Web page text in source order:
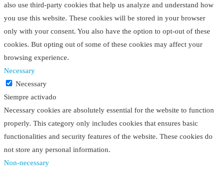
also use third-party cookies that help us analyze and understand how
you use this website. These cookies will be stored in your browser
only with your consent. You also have the option to opt-out of these
cookies. But opting out of some of these cookies may affect your
browsing experience.
Necessary
Necessary
Siempre activado
Necessary cookies are absolutely essential for the website to function
properly. This category only includes cookies that ensures basic
functionalities and security features of the website. These cookies do
not store any personal information.
Non-necessary